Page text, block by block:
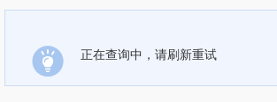
正在查询中，请刷新重试